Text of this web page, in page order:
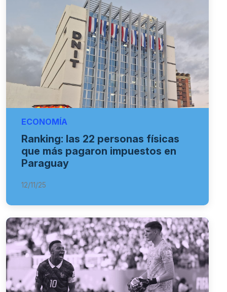
ECONOMÍA
Ranking: las 22 personas físicas
que más pagaron impuestos en
Paraguay
12/11/25